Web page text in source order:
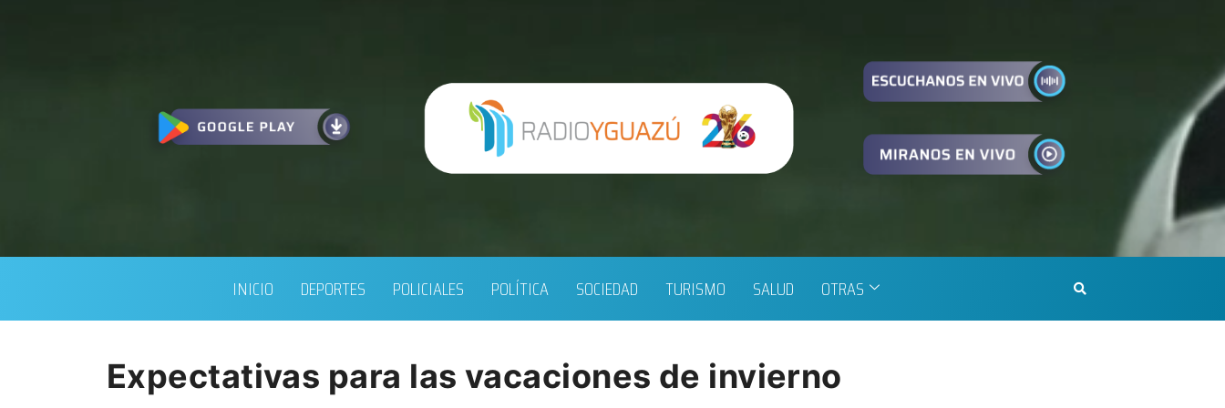
INICIO DEPORTES POLICIALES POLÍTICA SOCIEDAD TURISMO SALUD OTRAS
Expectativas para las vacaciones de invierno